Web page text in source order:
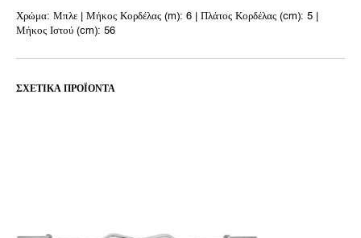
Χρώμα: Μπλε | Μήκος Κορδέλας (m): 6 | Πλάτος Κορδέλας (cm): 5 |
Μήκος Ιστού (cm): 56
ΣΧΕΤΙΚΆ ΠΡΟΪΌΝΤΑ